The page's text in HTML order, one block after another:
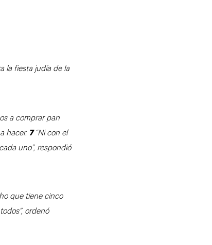
la fiesta judía de la
a comprar pan
hacer. 7“Ni con el
uno”, respondió
que tiene cinco
ordenó